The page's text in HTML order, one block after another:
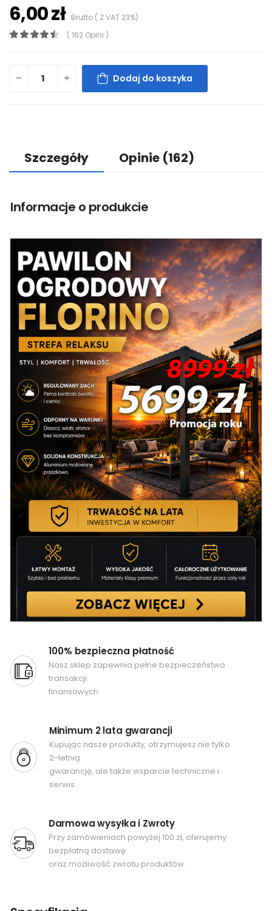
6,00 złBrutto ( Z VAT 23%)
( 162 Opini )
Dodaj do koszyka
Szczegóły Opinie (162)
Informacje o produkcie
100% bezpieczna płatność
Nasz sklep zapewnia pełne bezpieczeństwo
transakcji
finansowych.
Minimum 2 lata gwarancji
Kupując nasze produkty, otrzymujesz nie tylko
2-letnią
gwarancję, ale także wsparcie techniczne i
serwis.
Darmowa wysyłka i Zwroty
Przy zamówieniach powyżej 100 zł, oferujemy
bezpłatną dostawę
oraz możliwość zwrotu produktów.